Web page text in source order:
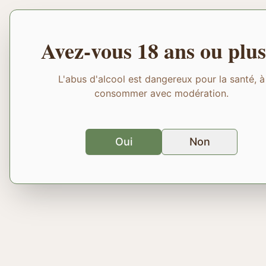
Avez-vous 18 ans ou
L'abus d'alcool est dangereux pour la santé, à
consommer avec modération.
Oui Non